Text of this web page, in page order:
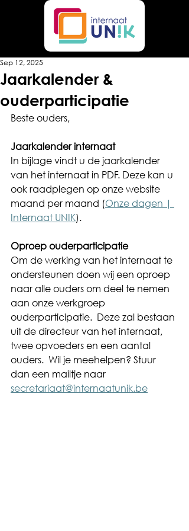
Jaarkalender &
ouderparticipatie
Sep 12, 2025
Beste ouders,
Jaarkalender internaat
In bijlage vindt u de jaarkalender
van het internaat in PDF. Deze kan u
ook raadplegen op onze website
maand per maand (Onze dagen |
Internaat UNIK).
Oproep ouderparticipatie
Om de werking van het internaat te
ondersteunen doen wij een oproep
naar alle ouders om deel te nemen
aan onze werkgroep
ouderparticipatie.  Deze zal bestaan
uit de directeur van het internaat,
twee opvoeders en een aantal
ouders.  Wil je meehelpen? Stuur
dan een mailtje naar
secretariaat@internaatunik.be